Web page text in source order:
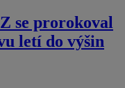
se prorokoval
letí do výšin